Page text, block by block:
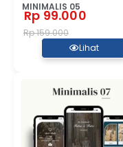
MINIMALIS 05
Rp 99.000
Rp 159.000
Lihat